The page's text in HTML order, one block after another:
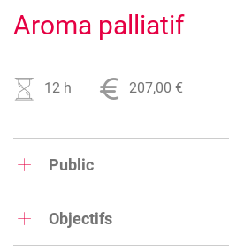
Aroma palliatif
12 h 207,00 €
Public
médecins, infirmiers...
Objectifs